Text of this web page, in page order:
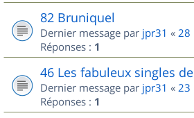
82 Bruniquel
Dernier message par jpr31 « 28
Réponses : 1
46 Les fabuleux singles
Dernier message par jpr31 « 23
Réponses : 1